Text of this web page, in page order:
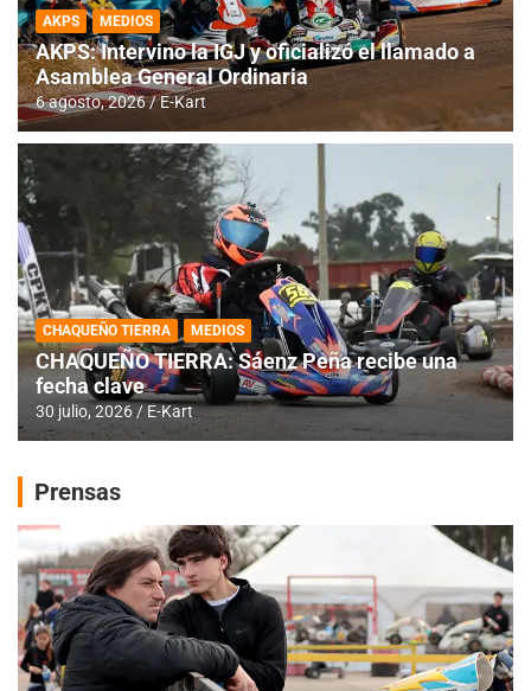
AKPS MEDIOS
AKPS: Intervino la IGJ y oficializó el llamado a
Asamblea General Ordinaria
6 agosto, 2026 E-Kart
CHAQUEÑO TIERRA MEDIOS
CHAQUEÑO TIERRA: Sáenz Peña recibe una
fecha clave
30 julio, 2026 E-Kart
Prensas